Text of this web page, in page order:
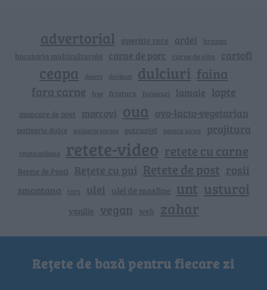
advertorial aperitiv rece ardei branza
bucataria multiculturala carne de porc carne de vita cartofi
ceapa desert dovlecei dulciuri faina
fara carne free friptura fursecuri lamaie lapte
mancare de post morcovi oua ovo-lacto-vegetarian
patiserie dulce patiserie sarata patrunjel pentru iarna prajitura
reteta italiana retete-video retete cu carne
Retete de Pasti Rețete cu pui Rețete de post rosii
smantana tort ulei ulei de masline unt usturoi
vanilie vegan web zahar
Rețete de bază pentru fiecare zi